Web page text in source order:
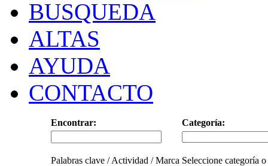
BUSQUEDA
ALTAS
AYUDA
CONTACTO
Encontrar: Categoría:
Palabras clave / Actividad / Marca Seleccione categoría